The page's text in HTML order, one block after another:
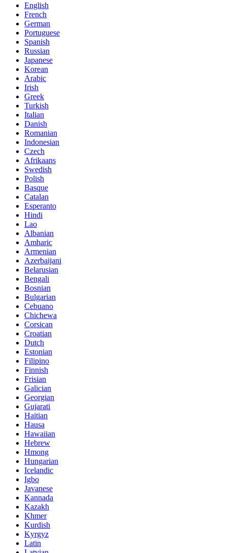
English
French
German
Portuguese
Spanish
Russian
Japanese
Korean
Arabic
Irish
Greek
Turkish
Italian
Danish
Romanian
Indonesian
Czech
Afrikaans
Swedish
Polish
Basque
Catalan
Esperanto
Hindi
Lao
Albanian
Amharic
Armenian
Azerbaijani
Belarusian
Bengali
Bosnian
Bulgarian
Cebuano
Chichewa
Corsican
Croatian
Dutch
Estonian
Filipino
Finnish
Frisian
Galician
Georgian
Gujarati
Haitian
Hausa
Hawaiian
Hebrew
Hmong
Hungarian
Icelandic
Igbo
Javanese
Kannada
Kazakh
Khmer
Kurdish
Kyrgyz
Latin